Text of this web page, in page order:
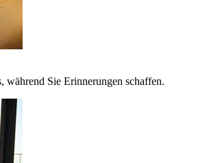
Sie Erinnerungen schaffen.